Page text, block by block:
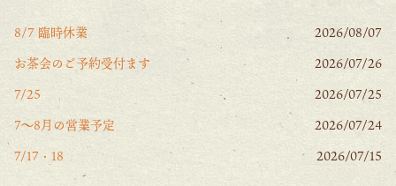
8/7 臨時休業
2026/08/07
お茶会のご予約受付ます
2026/07/26
7/25
2026/07/25
7〜8月の営業予定
2026/07/24
7/17・18
2026/07/15